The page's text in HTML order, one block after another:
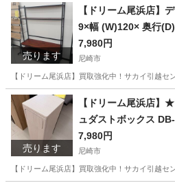
兵庫 尼崎市 キッチン家電
売ります
【ドリーム尾浜店】
9×幅 (W)120× 奥行
7,980円
尼崎市
【ドリーム尾浜店】買取強化中！サカイ引越
兵庫 尼崎市 収納家具 デザインシ
売ります
【ドリーム尾浜店
ュダストボックス
約25× 奥行(D)30(cm)
7,980円
尼崎市
【ドリーム尾浜店】買取強化中！サカイ引越